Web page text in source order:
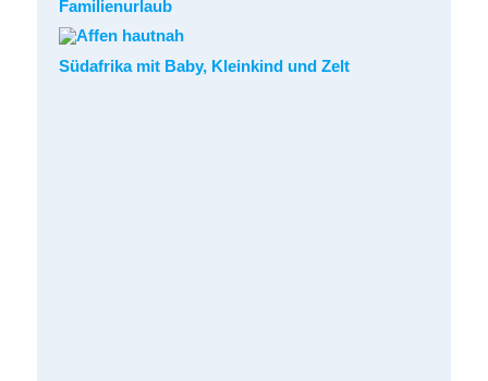
Familienurlaub
Südafrika mit Baby, Kleinkind und Zelt